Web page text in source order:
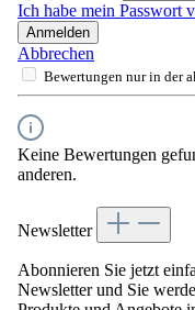
Ich habe mein Passwort
Anmelden
Abbrechen
Bewertungen nur in der
Keine Bewertungen
anderen.
Newsletter
Abonnieren Sie jetzt
Newsletter und Sie